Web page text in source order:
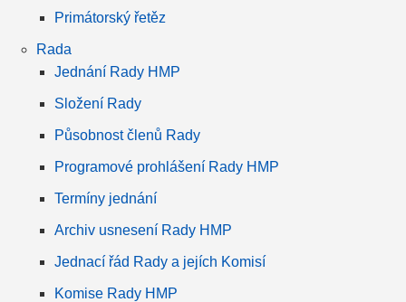
Primátorský řetěz
Rada
Jednání Rady HMP
Složení Rady
Působnost členů Rady
Programové prohlášení Rady HMP
Termíny jednání
Archiv usnesení Rady HMP
Jednací řád Rady a jejích Komisí
Komise Rady HMP